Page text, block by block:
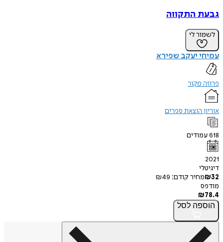
גבעת התקווה
לשמור לי
עמיחי יעקב שפירא
פרוזה מקור
אוריון הוצאת ספרים
618עמודים
2021
דיגיטלי
₪32 מחיר קודם: ₪49
מודפס
₪78.4
הוספה לסל